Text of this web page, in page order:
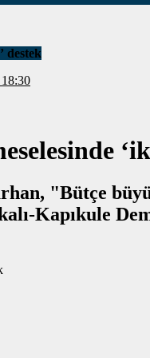
destek
18:30
"Bütçe